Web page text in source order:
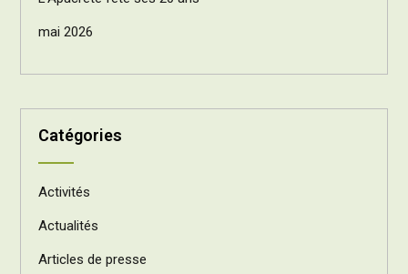
mai 2026
Catégories
Activités
Actualités
Articles de presse